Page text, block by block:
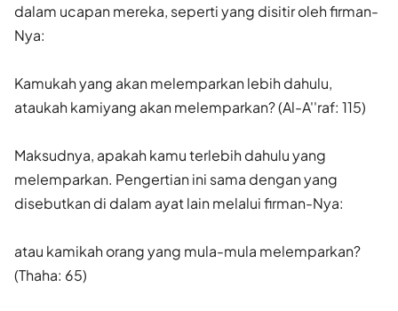
dalam ucapan mereka, seperti yang disitir oleh firman-
Nya:
Kamukah yang akan melemparkan lebih dahulu,
ataukah kamiyang akan melemparkan? (Al-A''raf: 115)
Maksudnya, apakah kamu terlebih dahulu yang
melemparkan. Pengertian ini sama dengan yang
disebutkan di dalam ayat lain melalui firman-Nya:
atau kamikah orang yang mula-mula melemparkan?
(Thaha: 65)